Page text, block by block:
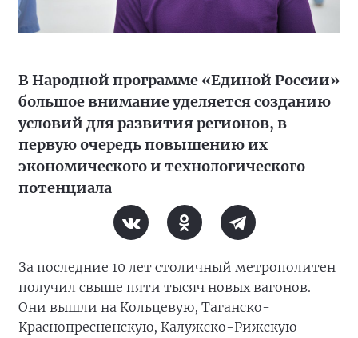
В Народной программе «Единой России»
большое внимание уделяется созданию
условий для развития регионов, в
первую очередь повышению их
экономического и технологического
потенциала
За последние 10 лет столичный метрополитен
получил свыше пяти тысяч новых вагонов.
Они вышли на Кольцевую, Таганско-
Краснопресненскую, Калужско-Рижскую